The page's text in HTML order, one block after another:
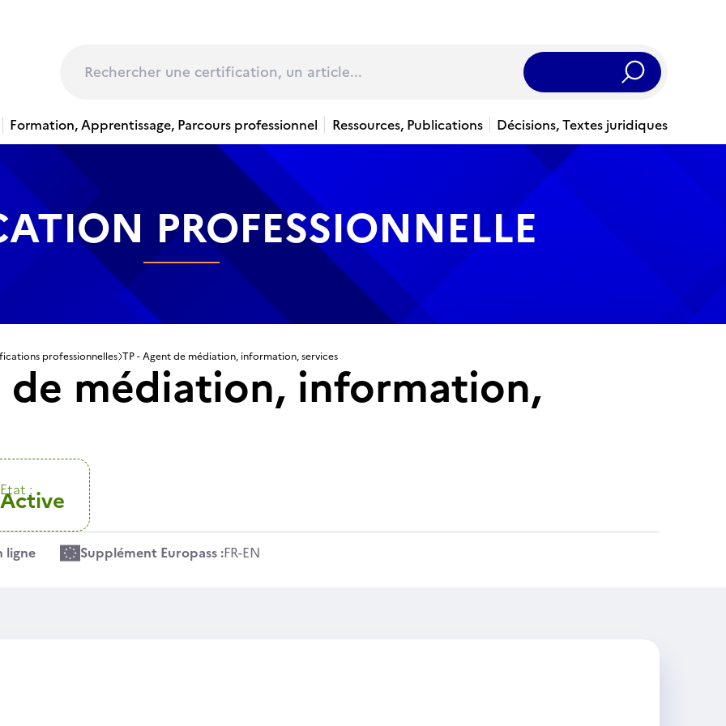
Rechercher
Formation, Apprentissage, Parcours professionnel Ressources, Publications Décisions, Textes juridiques
PROFESSIONNELLE
professionnelles TP - Agent de médiation, information, services
de médiation, information,
Etat :
Active
ligne Supplément Europass :FR-EN